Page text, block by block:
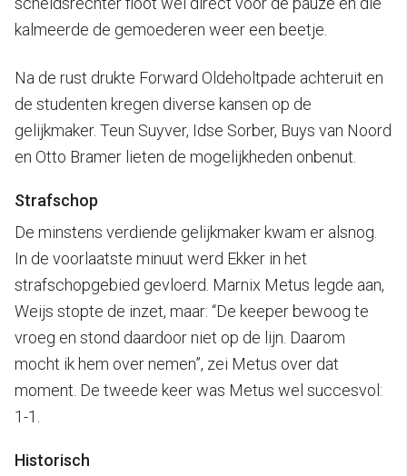
kalmeerde de gemoederen weer een beetje.
Na de rust drukte Forward Oldeholtpade achteruit en
de studenten kregen diverse kansen op de
gelijkmaker. Teun Suyver, Idse Sorber, Buys van Noord
en Otto Bramer lieten de mogelijkheden onbenut.
Strafschop
De minstens verdiende gelijkmaker kwam er alsnog.
In de voorlaatste minuut werd Ekker in het
strafschopgebied gevloerd. Marnix Metus legde aan,
Weijs stopte de inzet, maar: “De keeper bewoog te
vroeg en stond daardoor niet op de lijn. Daarom
mocht ik hem over nemen”, zei Metus over dat
moment. De tweede keer was Metus wel succesvol:
1-1.
Historisch